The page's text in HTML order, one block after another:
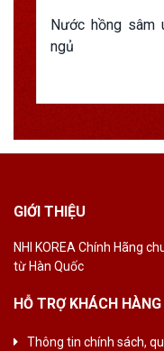
Nước hồng sâm
ngủ
GIỚI THIỆU
NHI KOREA Chính Hãng
từ Hàn Quốc
HỖ TRỢ KHÁCH HÀNG
Thông tin chính sách,